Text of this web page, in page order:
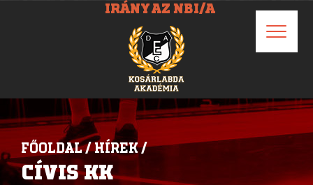
IRÁNY AZ NBI/A
FŐOLDAL / HÍREK /
CÍVIS KK